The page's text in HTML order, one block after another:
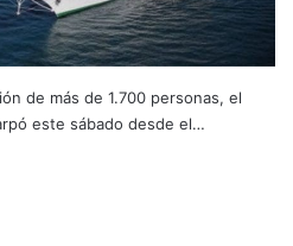
de más de 1.700 personas, el
este sábado desde el…